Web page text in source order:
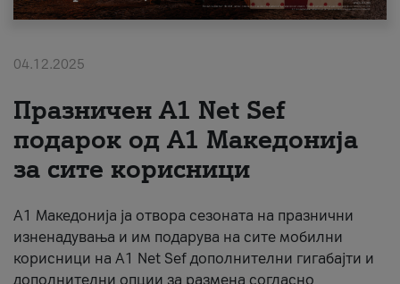
Поддршка
Надополни кредит
За нас
#ПодобарОнлајн
04.12.2025
Празничен A1 Net Sеf
подарок од А1 Македонија
за сите корисници
А1 Македонија ја отвора сезоната на празнични
изненадувања и им подарува на сите мобилни
корисници на A1 Net Sef дополнителни гигабајти и
дополнителни опции за размена согласно